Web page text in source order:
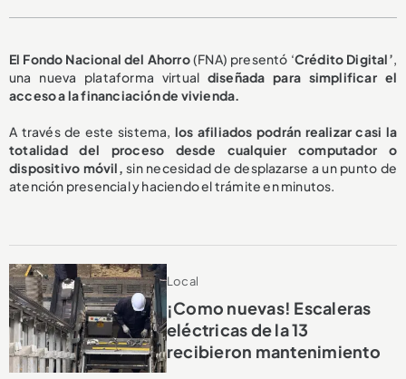
El Fondo Nacional del Ahorro(FNA) presentó ‘Crédito Digital’,
una nueva plataforma virtual diseñada para simplificar el
acceso a la financiación de vivienda.
A través de este sistema, los afiliados podrán realizar casi la
totalidad del proceso desde cualquier computador o
dispositivo móvil, sin necesidad de desplazarse a un punto de
atención presencial y haciendo el trámite en minutos.
Local
¡Como nuevas! Escaleras
eléctricas de la 13
recibieron mantenimiento